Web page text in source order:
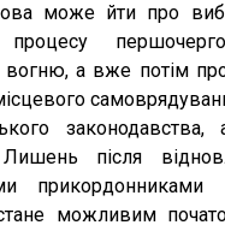
може йти про
процесу
вогню, а вже потім
Лишень після
можливим